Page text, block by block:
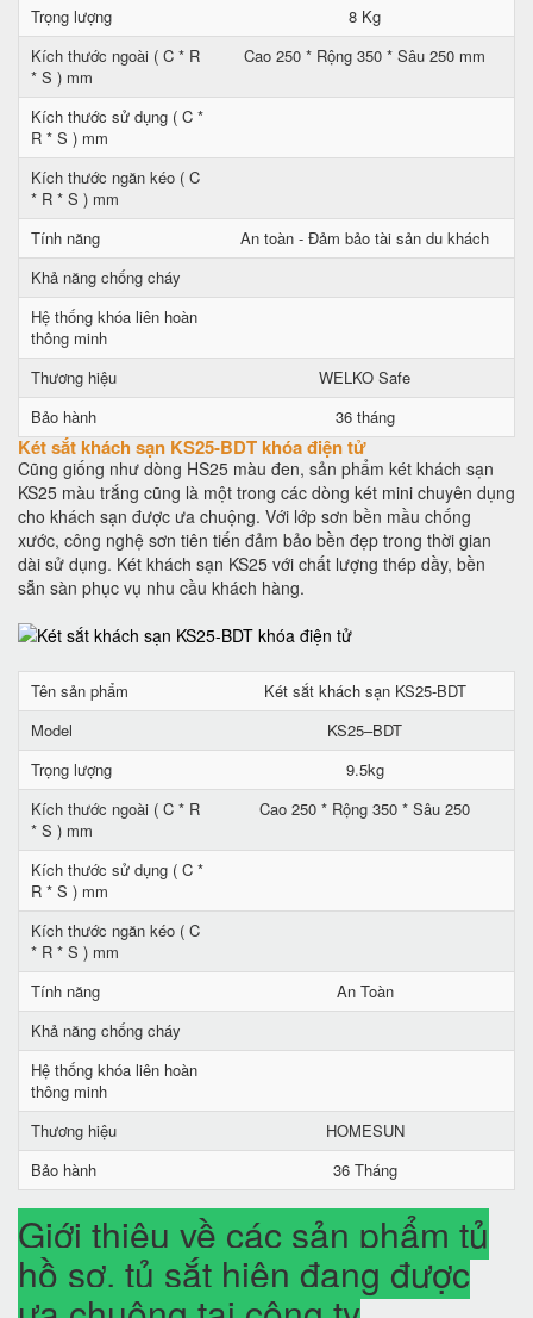
Trọng lượng
8 Kg
Kích thước ngoài ( C * R
* S ) mm
Cao 250 * Rộng 350 * Sâu 250 mm
Kích thước sử dụng ( C *
R * S ) mm
Kích thước ngăn kéo ( C
* R * S ) mm
Tính năng
An toàn - Đảm bảo tài sản du khách
Khả năng chống cháy
Hệ thống khóa liên hoàn
thông minh
Thương hiệu
WELKO Safe
Bảo hành
36 tháng
Két sắt khách sạn KS25-BDT khóa điện tử
Cũng giống như dòng HS25 màu đen, sản phẩm két khách sạn
KS25 màu trắng cũng là một trong các dòng két mini chuyên dụng
cho khách sạn được ưa chuộng. Với lớp sơn bền mầu chống
xước, công nghệ sơn tiên tiến đảm bảo bền đẹp trong thời gian
dài sử dụng. Két khách sạn KS25 với chất lượng thép dầy, bền
sẵn sàn phục vụ nhu cầu khách hàng.
Tên sản phẩm
Két sắt khách sạn KS25-BDT
Model
KS25–BDT
Trọng lượng
9.5kg
Kích thước ngoài ( C * R
* S ) mm
Cao 250 * Rộng 350 * Sâu 250
Kích thước sử dụng ( C *
R * S ) mm
Kích thước ngăn kéo ( C
* R * S ) mm
Tính năng
An Toàn
Khả năng chống cháy
Hệ thống khóa liên hoàn
thông minh
Thương hiệu
HOMESUN
Bảo hành
36 Tháng
Giới thiệu về các sản phẩm tủ
hồ sơ, tủ sắt hiện đang được